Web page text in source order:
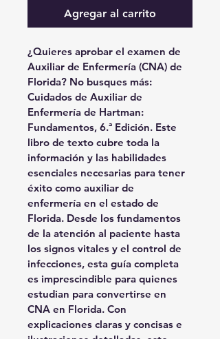
Agregar al carrito
¿Quieres aprobar el examen de
Auxiliar de Enfermería (CNA) de
Florida? No busques más:
Cuidados de Auxiliar de
Enfermería de Hartman:
Fundamentos, 6.ª Edición. Este
libro de texto cubre toda la
información y las habilidades
esenciales necesarias para tener
éxito como auxiliar de
enfermería en el estado de
Florida. Desde los fundamentos
de la atención al paciente hasta
los signos vitales y el control de
infecciones, esta guía completa
es imprescindible para quienes
estudian para convertirse en
CNA en Florida. Con
explicaciones claras y concisas e